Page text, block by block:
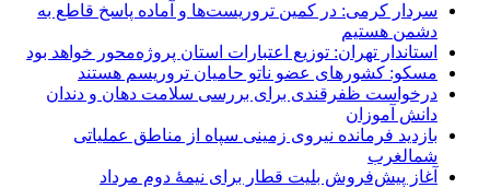
سردار کرمی: در کمین تروریست‌ها و آماده پاسخ قاطع به
دشمن هستیم
استاندار تهران: توزیع اعتبارات استان پروژه‌محور خواهد بود
مسکو: کشورهای عضو ناتو حامیان تروریسم هستند
درخواست ظفرقندی برای بررسی سلامت دهان و دندان
دانش آموزان
بازدید فرمانده نیروی زمینی سپاه از مناطق عملیاتی
شمالغرب
آغاز پیش‌فروش بلیت قطار برای نیمۀ دوم مرداد